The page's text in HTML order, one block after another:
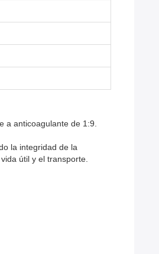
a anticoagulante de 1:9.
la integridad de la
útil y el transporte.